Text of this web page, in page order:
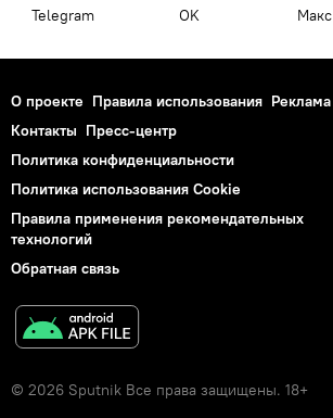
Telegram OK Макс
О проекте Правила использования Реклама
Контакты Пресс-центр
Политика конфиденциальности
Политика использования Cookie
Правила применения рекомендательных
технологий
Обратная связь
© 2026 Sputnik Все права защищены. 18+